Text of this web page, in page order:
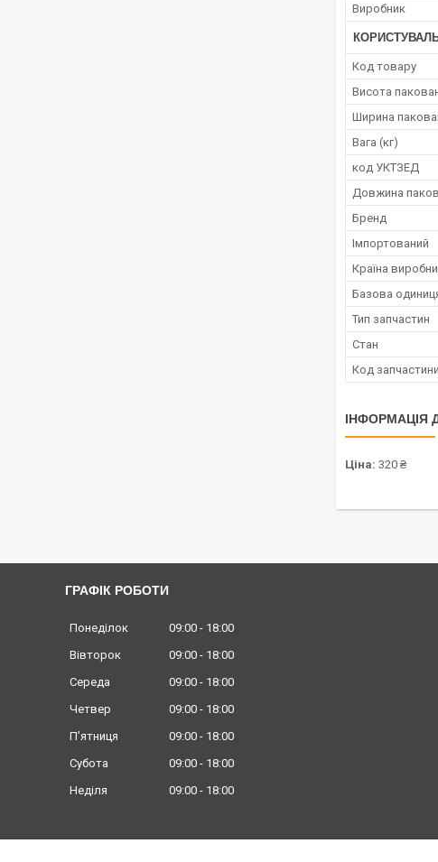
Виробник
Код товару
Висота
Ширина
Вага (кг)
код УКТЗЕД
Довжина
Бренд
Імпортований
Країна
Базова
Тип запчастин
Стан
Код запчастини
ІНФОРМАЦІЯ
Ціна: 320 ₴
ГРАФІК РОБОТИ
Понеділок 09:00
18:00
Вівторок
09:00
18:00
Середа
09:00
18:00
Четвер
09:00
18:00
Пʼятниця
09:00
18:00
Субота
09:00
18:00
Неділя
09:00 18:00